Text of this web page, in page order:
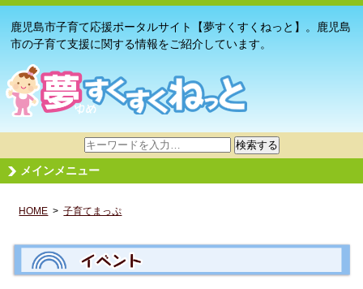
鹿児島市子育て応援ポータルサイト【夢すくすくねっと】。鹿児島
市の子育て支援に関する情報をご紹介しています。
サ
イ
ト
検
検索する
メインメニュー
HOME >子育てまっぷ